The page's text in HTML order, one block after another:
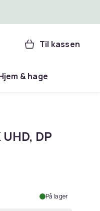
Til kassen
& hage
DP
På lager